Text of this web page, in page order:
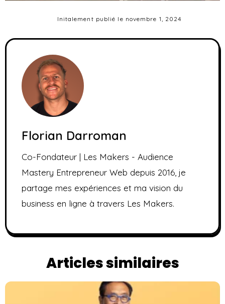
Initalement publié le novembre 1, 2024
Florian Darroman
Co-Fondateur | Les Makers - Audience
Mastery Entrepreneur Web depuis 2016, je
partage mes expériences et ma vision du
business en ligne à travers Les Makers.
Articles similaires